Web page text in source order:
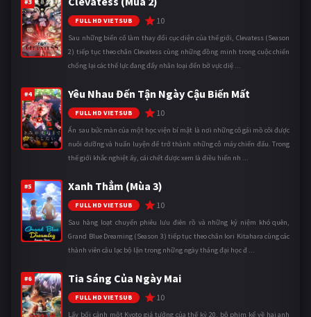
FULL HD VIETSUB 10
Sau những biến cố làm thay đổi cục diện của thế giới, Clevatess (Season
2) tiếp tục theo chân Clevatess cùng những đồng minh trong cuộc chiến
chống lại các thế lực đang đẩy nhân loại đến bờ vực diệ ...
#4 Yêu Nhau Đến Tận Ngày Cậu Biến Mất
FULL HD VIETSUB 10
Ẩn sau bức màn của một học viện bí mật là nơi những cô gái mồ côi được
nuôi dưỡng và huấn luyện để trở thành những cỗ máy chiến đấu. Trong
thế giới khắc nghiệt ấy, cái chết được xem là điều hiển nh ...
#5 Xanh Thẳm (Mùa 3)
FULL HD VIETSUB 10
Sau hàng loạt chuyến phiêu lưu điên rồ và những kỷ niệm khó quên,
Grand Blue Dreaming (Season 3) tiếp tục theo chân Iori Kitahara cùng các
thành viên câu lạc bộ lặn trong những ngày tháng đại học đ ...
#6 Tia Sáng Của Ngày Mai
FULL HD VIETSUB 10
Lấy bối cảnh một Kyoto giả tưởng của thế kỷ 20, bộ phim kể về hai anh